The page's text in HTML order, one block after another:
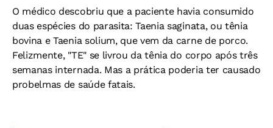
O médico descobriu que a paciente havia consumido
duas espécies do parasita: Taenia saginata, ou tênia
bovina e Taenia solium, que vem da carne de porco.
Felizmente, "TE" se livrou da tênia do corpo após três
semanas internada. Mas a prática poderia ter causado
probelmas de saúde fatais.